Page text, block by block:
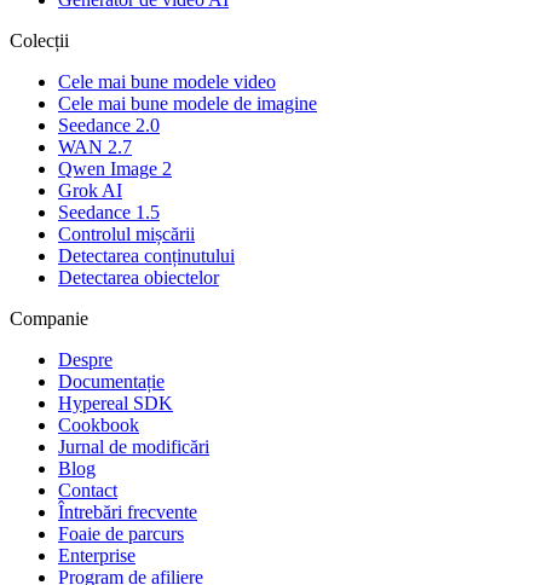
Colecții
Cele mai bune modele video
Cele mai bune modele de imagine
Seedance 2.0
WAN 2.7
Qwen Image 2
Grok AI
Seedance 1.5
Controlul mișcării
Detectarea conținutului
Detectarea obiectelor
Companie
Despre
Documentație
Hypereal SDK
Cookbook
Jurnal de modificări
Blog
Contact
Întrebări frecvente
Foaie de parcurs
Enterprise
Program de afiliere